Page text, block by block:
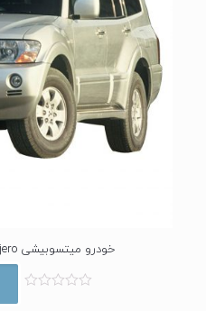
خودرو میتسوبیشی Pajero اتوماتیک سال 2004